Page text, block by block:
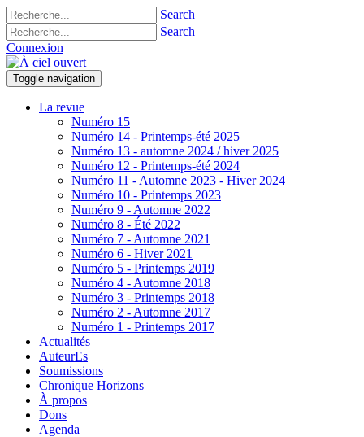
Search
Search
Connexion
Toggle navigation
La revue
Numéro 15
Numéro 14 - Printemps-été 2025
Numéro 13 - automne 2024 / hiver 2025
Numéro 12 - Printemps-été 2024
Numéro 11 - Automne 2023 - Hiver 2024
Numéro 10 - Printemps 2023
Numéro 9 - Automne 2022
Numéro 8 - Été 2022
Numéro 7 - Automne 2021
Numéro 6 - Hiver 2021
Numéro 5 - Printemps 2019
Numéro 4 - Automne 2018
Numéro 3 - Printemps 2018
Numéro 2 - Automne 2017
Numéro 1 - Printemps 2017
Actualités
AuteurEs
Soumissions
Chronique Horizons
À propos
Dons
Agenda